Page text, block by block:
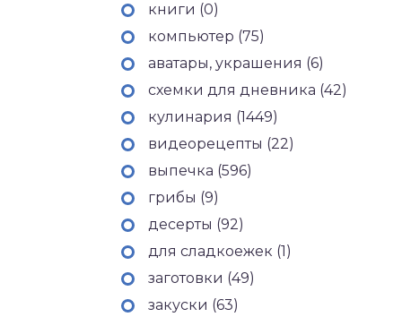
книги (0)
компьютер (75)
аватары, украшения (6)
схемки для дневника (42)
кулинария (1449)
видеорецепты (22)
выпечка (596)
грибы (9)
десерты (92)
для сладкоежек (1)
заготовки (49)
закуски (63)